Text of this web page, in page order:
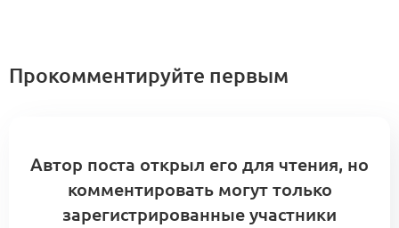
Прокомментируйте первым
Автор поста открыл его для чтения, но
комментировать могут только
зарегистрированные участники